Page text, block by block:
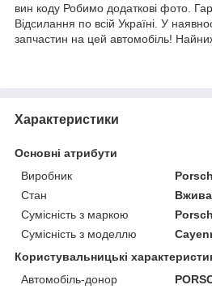
вин коду Робимо додаткові фото.
Відсилання по всій Україні. У
запчастин на цей автомобіль!
Характеристики
Основні атрибути
Виробник
Стан
Сумісність з маркою
Сумісність з моделлю
Користувальницькі
Автомобіль-донор